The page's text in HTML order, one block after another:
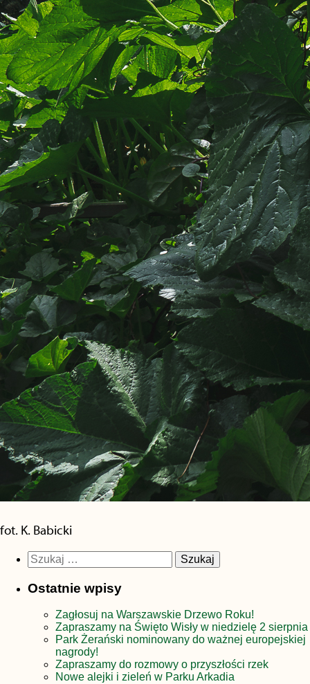
fot. K. Babicki
Szukaj:
Ostatnie wpisy
Zagłosuj na Warszawskie Drzewo Roku!
Zapraszamy na Święto Wisły w niedzielę 2 sierpnia
Park Żerański nominowany do ważnej europejskiej
nagrody!
Zapraszamy do rozmowy o przyszłości rzek
Nowe alejki i zieleń w Parku Arkadia